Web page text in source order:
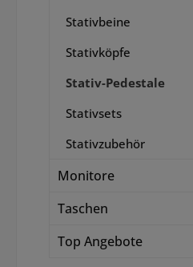
Stativbeine
Stativköpfe
Stativ-Pedestale
Stativsets
Stativzubehör
Monitore
Taschen
Top Angebote